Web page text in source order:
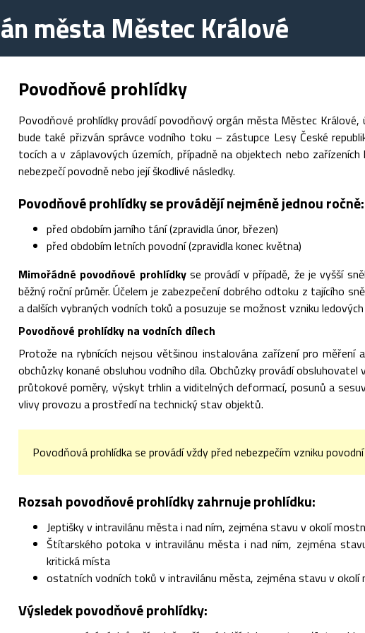
města Městec Králové
Povodňové prohlídky
Povodňové prohlídky provádí povodňový orgán města Městec
bude také přizván správce vodního toku – zástupce Lesy České
tocích a v záplavových územích, případně na objektech nebo
nebezpečí povodně nebo její škodlivé následky.
Povodňové prohlídky se provádějí nejméně jednou ročně:
před obdobím jarního tání (zpravidla únor, březen)
před obdobím letních povodní (zpravidla konec května)
Mimořádné povodňové prohlídkyse provádí v případě, že je vyšší
běžný roční průměr. Účelem je zabezpečení dobrého odtoku z tajícího
a dalších vybraných vodních toků a posuzuje se možnost vzniku
Povodňové prohlídky na vodních dílech
Protože na rybnících nejsou většinou instalována zařízení pro
obchůzky konané obsluhou vodního díla. Obchůzky provádí obsluhovatel
průtokové poměry, výskyt trhlin a viditelných deformací, posunů a
vlivy provozu a prostředí na technický stav objektů.
Povodňová prohlídka se provádí vždy před nebezpečím vzniku
Rozsah povodňové prohlídky zahrnuje prohlídku:
Jeptišky v intravilánu města i nad ním, zejména stavu v okolí
Štítarského potoka v intravilánu města i nad ním, zejména
kritická místa
ostatních vodních toků v intravilánu města, zejména stavu v
Výsledek povodňové prohlídky: